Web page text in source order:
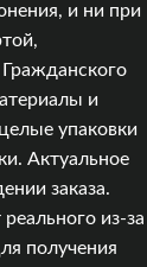
и ни при
и
упаковки
Актуальное
заказа.
из‑за
получения